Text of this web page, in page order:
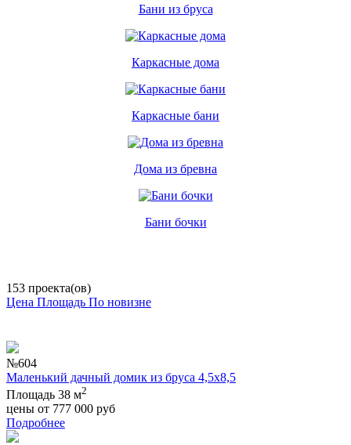
Бани из бруса
Каркасные дома
Каркасные бани
Дома из бревна
Бани бочки
153 проекта(ов)
Цена Площадь По новизне
№604
Маленький дачный домик из бруса 4,5х8,5
Площадь 38 м2
цены от 777 000 руб
Подробнее